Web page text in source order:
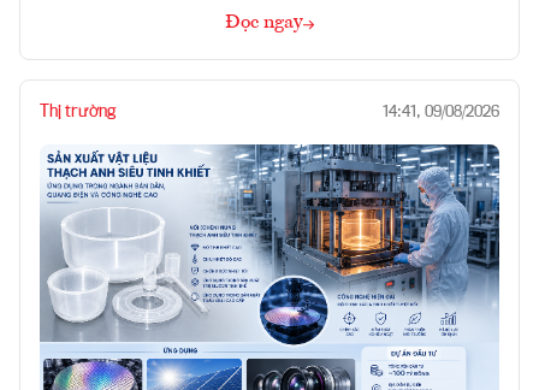
Đọc ngay
Thị trường 14:41, 09/08/2026